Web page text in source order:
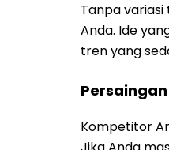
Tanpa
Anda. Ide
tren yang
Kompetitor